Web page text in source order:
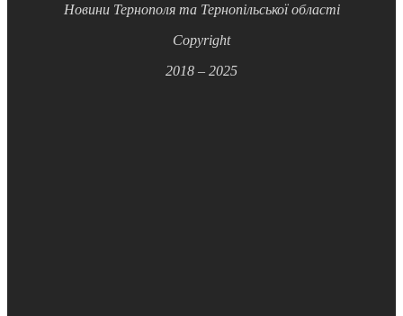
Новини Тернополя та Тернопільської області
Copyright
2018 – 2025